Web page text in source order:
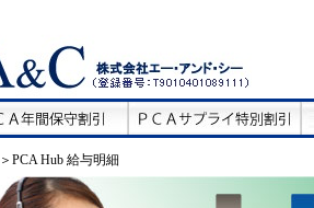
＞PCA Hub 給与明細